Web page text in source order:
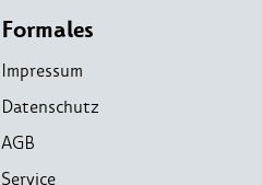
Formales
Impressum
Datenschutz
AGB
Service